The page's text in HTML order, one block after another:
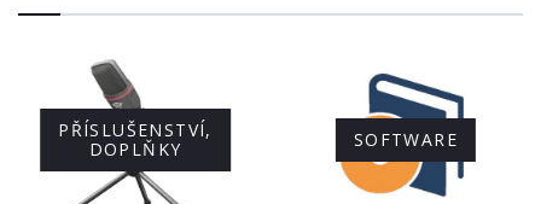
PŘÍSLUŠENSTVÍ,
DOPLŇKY
SOFTWARE